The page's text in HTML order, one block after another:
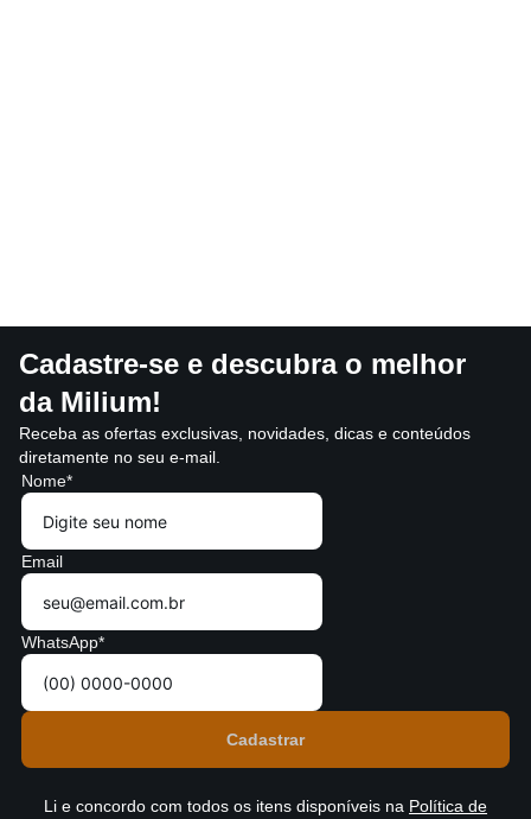
Cadastre-se e descubra o melhor
da Milium!
Receba as ofertas exclusivas, novidades, dicas e conteúdos
diretamente no seu e-mail.
Nome*
Email
WhatsApp*
Li e concordo com todos os itens disponíveis na Política de